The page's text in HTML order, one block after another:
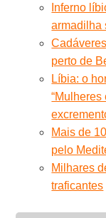
Inferno
armadilha
perto de
Líbia: o
Mais de
pelo
Milhares
traficantes